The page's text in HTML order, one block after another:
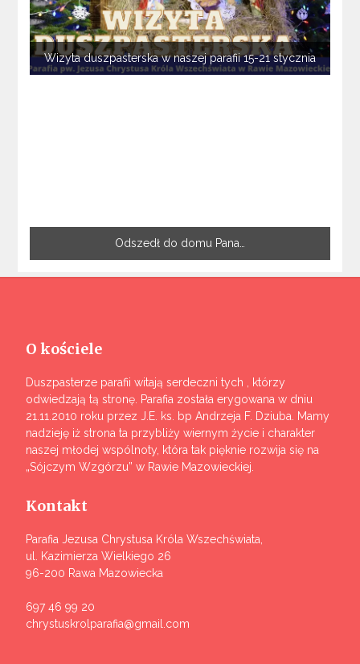
Wizyta duszpasterska w naszej parafii 15-21 stycznia
Odszedł do domu Pana…
O kościele
Duszpasterze parafii witają serdeczni tych , którzy
odwiedzają tą stronę. Parafia została erygowana w dniu
21.11.2010 roku przez J.E. ks. bp Andrzeja F. Dziuba. Mamy
nadzieję iż strona ta przybliży wiernym życie i charakter
naszej młodej wspólnoty, która tak pięknie rozwija się na
„Sójczym Wzgórzu” w Rawie Mazowieckiej.
Kontakt
Parafia Jezusa Chrystusa Króla Wszechświata,
ul. Kazimierza Wielkiego 26
96-200 Rawa Mazowiecka
697 46 99 20
chrystuskrolparafia@gmail.com